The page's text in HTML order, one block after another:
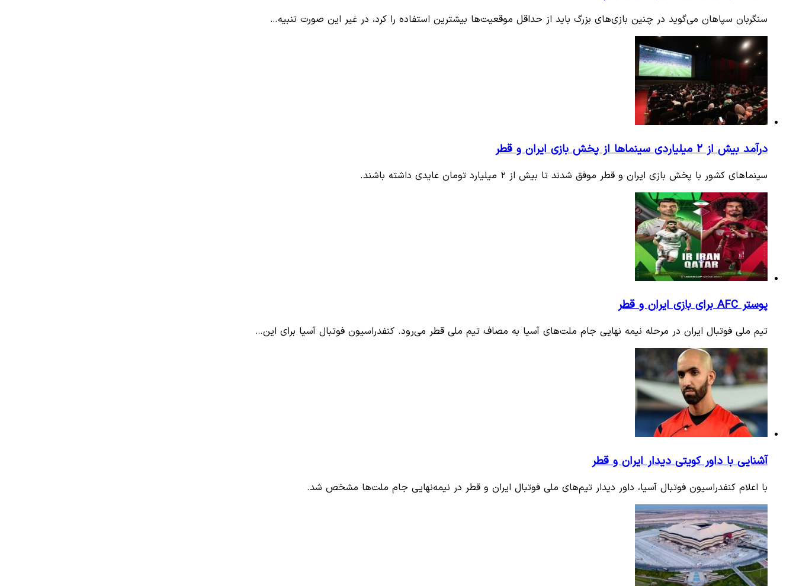
سنگربان سپاهان می‌گوید در چنین بازی‌های بزرگ باید از حداقل‌ موقعیت‌ها بیشترین استفاده را کرد، در غیر این صورت تنبیه…
درآمد بیش از ۲ میلیاردی سینما‌ها از پخش بازی ایران و قطر
سینما‌های کشور با پخش بازی ایران و قطر موفق شدند تا بیش از ۲ میلیارد تومان عایدی داشته باشند.
پوستر AFC برای بازی ایران و قطر
تیم ملی فوتبال ایران در مرحله نیمه نهایی جام ملت‌های آسیا به مصاف تیم ملی قطر می‌رود. کنفدراسیون فوتبال آسیا برای این…
آشنایی با داور کویتی دیدار ایران و قطر
با اعلام کنفدراسیون فوتبال آسیا، داور دیدار تیم‌های ملی فوتبال ایران و قطر در نیمه‌نهایی جام ملت‌ها مشخص شد.